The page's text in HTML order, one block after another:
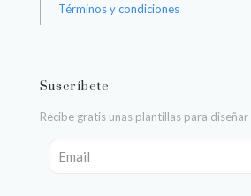
Términos y condiciones
Suscríbete
Recibe gratis unas plantillas para